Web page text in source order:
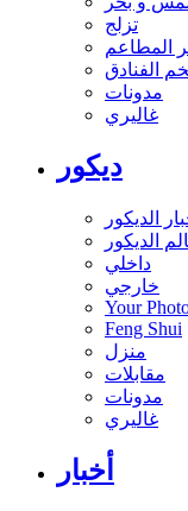
تزلج
المطاعم
الفنادق
مدونات
غاليري
ديكور
الديكور
الديكور
داخلي
خارجي
Your
Feng Shui
منزل
مقابلات
مدونات
غاليري
أخبار